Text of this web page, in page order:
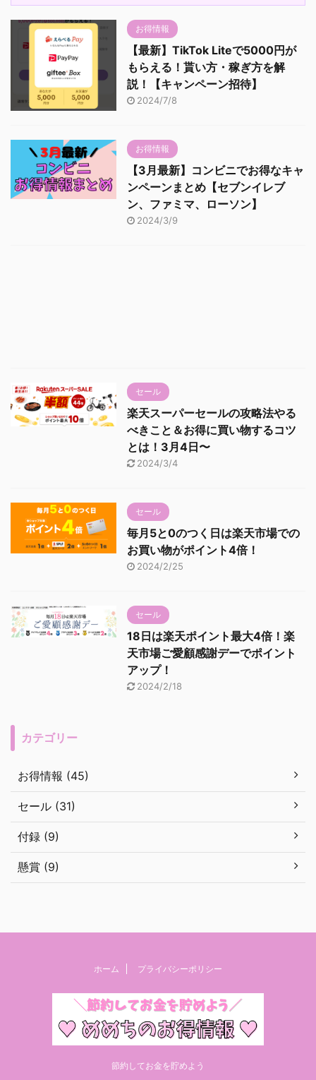
お得情報
【最新】TikTok Liteで5000円が
もらえる！貰い方・稼ぎ方を解
説！【キャンペーン招待】
2024/7/8
お得情報
【3月最新】コンビニでお得なキャ
ンペーンまとめ【セブンイレブ
ン、ファミマ、ローソン】
2024/3/9
セール
楽天スーパーセールの攻略法やる
べきこと＆お得に買い物するコツ
とは！3月4日〜
2024/3/4
セール
毎月5と0のつく日は楽天市場での
お買い物がポイント4倍！
2024/2/25
セール
18日は楽天ポイント最大4倍！楽
天市場ご愛顧感謝デーでポイント
アップ！
2024/2/18
カテゴリー
お得情報 (45)
セール (31)
付録 (9)
懸賞 (9)
ホーム プライバシーポリシー
節約してお金を貯めよう